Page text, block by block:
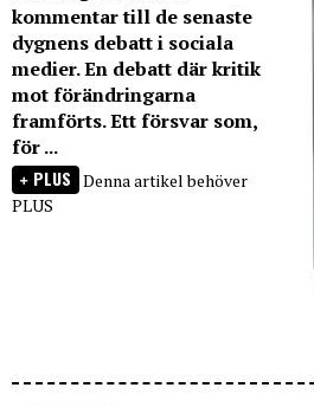
kommentar till de senaste
dygnens debatt i sociala
medier. En debatt där kritik
mot förändringarna
framförts. Ett försvar som,
för ...
PLUS Denna artikel behöver
PLUS